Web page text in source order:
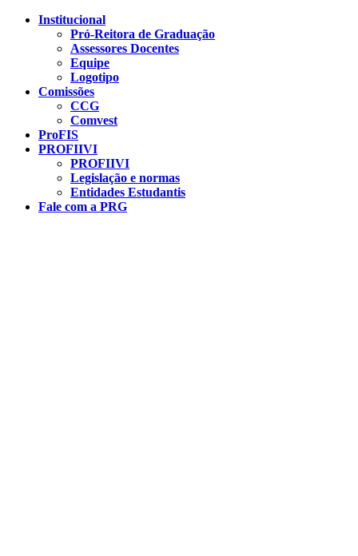
Conteúdo principal
Institucional
Pró-Reitora de Graduação
Assessores Docentes
Equipe
Logotipo
Comissões
CCG
Comvest
ProFIS
PROFIIVI
PROFIIVI
Legislação e normas
Entidades Estudantis
Fale com a PRG